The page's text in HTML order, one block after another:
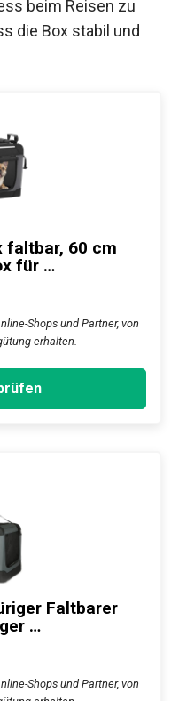
beim Reisen zu
die Box stabil und
faltbar, 60 cm
für …
Shops und Partner, von
erhalten.
Faltbarer
…
Shops und Partner, von